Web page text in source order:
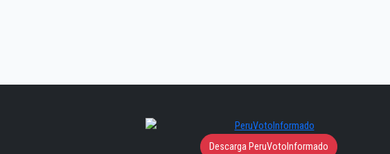
Descarga PeruVotoInformado